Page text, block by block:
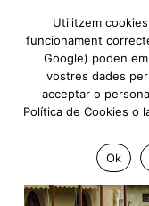
Utilitzem
funcionament
Google) poden
vostres dades
acceptar o
Política de Cookies o
Ok